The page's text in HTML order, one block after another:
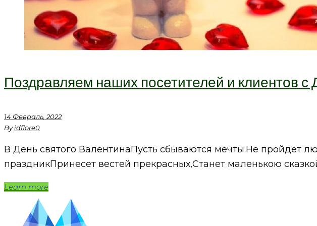
Поздравляем наших посетителей и клиентов с
14Февраль, 2022
Byidflore0
В День святого ВалентинаПусть сбываются мечты.Не пройдет
праздникПринесет вестей прекрасных,Станет маленькою
Learn more